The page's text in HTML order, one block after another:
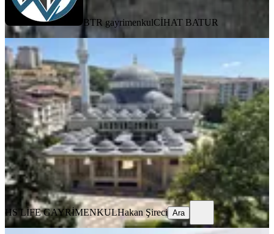
BTR gayrimenkulCİHAT BATUR
YENİ
Hs Life Grup Tan Kanalboyunda
Satlık 3+1 Daire
Battalgazi, Kernek Mahallesi
3+1·160 m²· 4. Kat· 07.08.2026
3.100.000 ₺
HS LİFE GAYRİMENKUL Hakan Şireci
Ara
HS LİFE GAYRİMENKULHakan Şireci Ara